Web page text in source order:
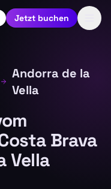
Jetzt buchen
Andorra de la
Vella
Brava
Vella